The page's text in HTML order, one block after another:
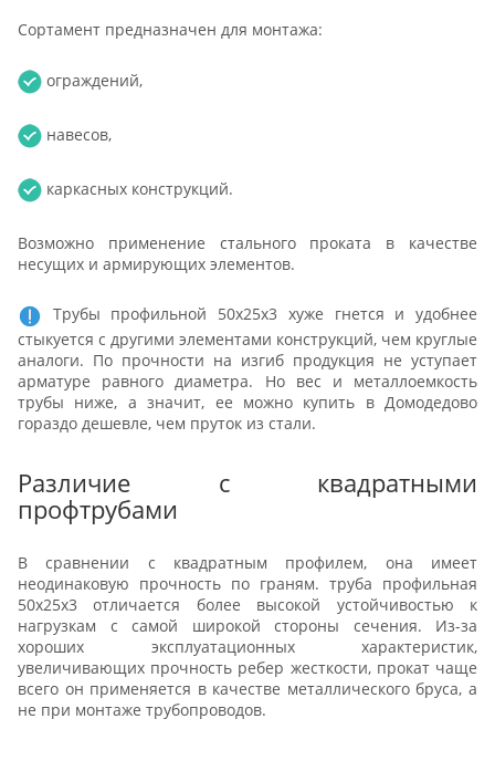
Сортамент предназначен для монтажа:
ограждений,
навесов,
каркасных конструкций.
Возможно применение стального проката в качестве
несущих и армирующих элементов.
Трубы профильной 50х25х3 хуже гнется и удобнее
стыкуется с другими элементами конструкций, чем круглые
аналоги. По прочности на изгиб продукция не уступает
арматуре равного диаметра. Но вес и металлоемкость
трубы ниже, а значит, ее можно купить в Домодедово
гораздо дешевле, чем пруток из стали.
Различие с квадратными
профтрубами
В сравнении с квадратным профилем, она имеет
неодинаковую прочность по граням. труба профильная
50х25х3 отличается более высокой устойчивостью к
нагрузкам с самой широкой стороны сечения. Из-за
хороших эксплуатационных характеристик,
увеличивающих прочность ребер жесткости, прокат чаще
всего он применяется в качестве металлического бруса, а
не при монтаже трубопроводов.